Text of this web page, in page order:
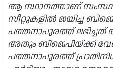
ആ സ്ഥാനത്താണ്
സീറ്റുകളിൽ ജയിച്ച
പത്തനാപുരത്ത് ലഭിച്ചത്
അതും ബിജെപിയ്ക്ക്
പത്തനാപുരത്ത്